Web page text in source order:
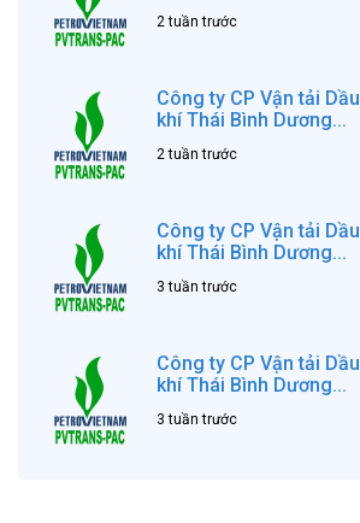
2 tuần trước
Công ty CP Vận tải Dầu
khí Thái Bình Dương...
2 tuần trước
Công ty CP Vận tải Dầu
khí Thái Bình Dương...
3 tuần trước
Công ty CP Vận tải Dầu
khí Thái Bình Dương...
3 tuần trước